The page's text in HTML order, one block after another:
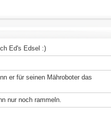
Ed's Edsel :)
er für seinen Mähroboter das
nur noch rammeln.